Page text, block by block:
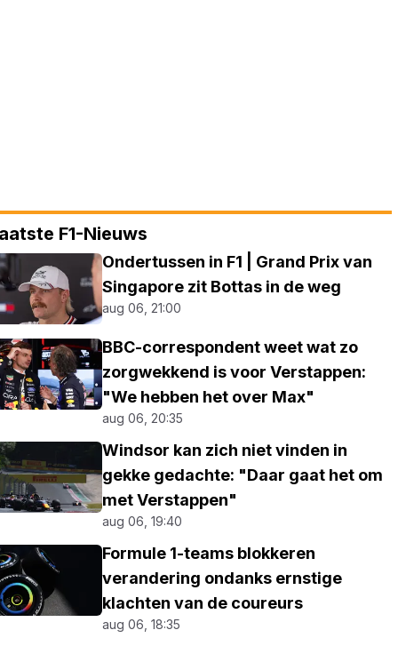
F1-Nieuws
Ondertussen in F1 | Grand Prix van
Singapore zit Bottas in de weg
aug 06, 21:00
BBC-correspondent weet wat zo
zorgwekkend is voor Verstappen:
"We hebben het over Max"
aug 06, 20:35
Windsor kan zich niet vinden in
gekke gedachte: "Daar gaat het om
met Verstappen"
aug 06, 19:40
Formule 1-teams blokkeren
verandering ondanks ernstige
klachten van de coureurs
aug 06, 18:35